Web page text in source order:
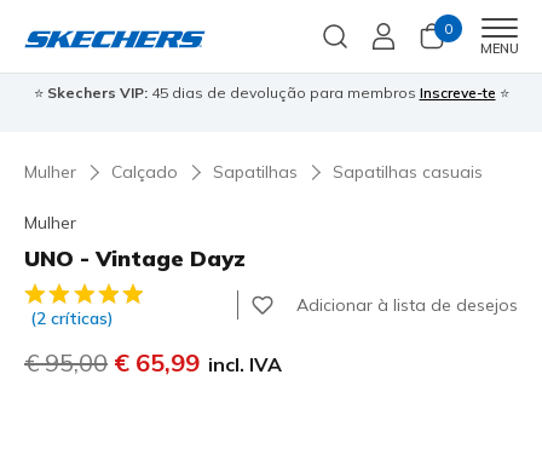
0
MENU
⭐ Skechers VIP:45 dias de devolução para membros Inscreve-te ⭐
Mulher Calçado Sapatilhas Sapatilhas casuais
Mulher
UNO - Vintage Dayz
3$6 de 5 – Classificação do cliente
(2 críticas)
Adicionar à lista de desejos
Preço com desconto de
€ 95,00 para
€ 65,99 incl. IVA